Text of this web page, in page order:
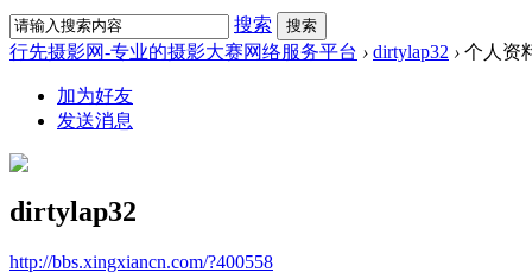
搜索 搜索
行先摄影网-专业的摄影大赛网络服务平台 › dirtylap32 › 个人资
加为好友
发送消息
dirtylap32
http://bbs.xingxiancn.com/?400558